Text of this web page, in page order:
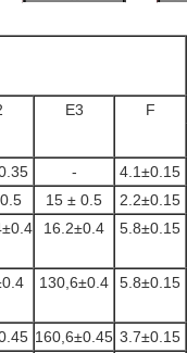
E3 F
- 4.1±0.15
15 ± 0.5 2.2±0.15
16.2±0.4 5.8±0.15
130,6±0.4 5.8±0.15
160,6±0.45 3.7±0.15